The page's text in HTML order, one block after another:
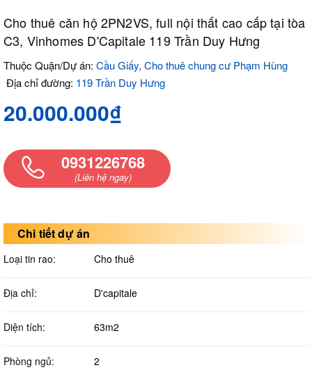
Cho thuê căn hộ 2PN2VS, full nội thất cao cấp tại tòa
C3, Vinhomes D'Capitale 119 Trần Duy Hưng
Thuộc Quận/Dự án: Cầu Giấy, Cho thuê chung cư Phạm Hùng
Địa chỉ đường: 119 Trần Duy Hưng
20.000.000₫
0931226768
(Liên hệ ngay)
Chi tiết dự án
Loại tin rao: Cho thuê
Địa chỉ: D'capitale
Diện tích: 63m2
Phòng ngủ: 2